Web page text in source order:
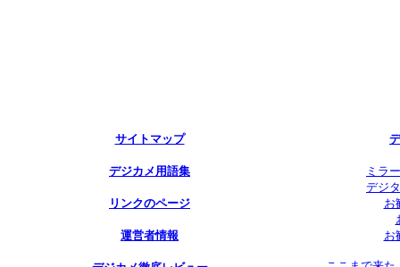
サイトマップ
デジカメ用語集
リンクのページ
運営者情報
ミラ
デジ
お
お